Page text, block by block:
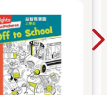
好了！ 🎉金石
足！文具、書
具滿777送80
饋4%金幣